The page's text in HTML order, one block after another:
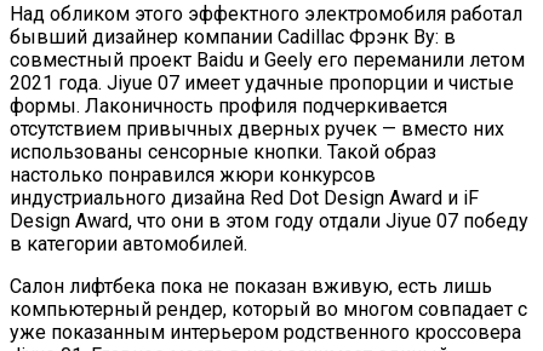
Над обликом этого эффектного электромобиля работал
бывший дизайнер компании Cadillac Фрэнк Ву: в
совместный проект Baidu и Geely его переманили летом
2021 года. Jiyue 07 имеет удачные пропорции и чистые
формы. Лаконичность профиля подчеркивается
отсутствием привычных дверных ручек — вместо них
использованы сенсорные кнопки. Такой образ
настолько понравился жюри конкурсов
индустриального дизайна Red Dot Design Award и iF
Design Award, что они в этом году отдали Jiyue 07 победу
в категории автомобилей.
Салон лифтбека пока не показан вживую, есть лишь
компьютерный рендер, который во многом совпадает с
уже показанным интерьером родственного кроссовера